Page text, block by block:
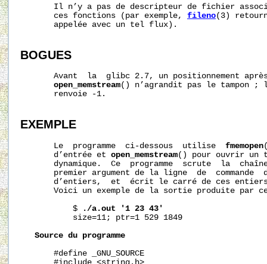
Il n’y a pas de descripteur de fichier
       ces fonctions (par exemple,
fileno(3)
       appelée avec un tel flux).
BOGUES
Avant  la  glibc 2.7, un positionnement
open_memstream() n’agrandit pas le tampon ;
       renvoie -1.
EXEMPLE
       Le  programme  ci-dessous  utilise
fmemopen
       d’entrée et
open_memstream() pour ouvrir un
dynamique.  Ce  programme  scrute  la
premier argument de la ligne  de  commande
d’entiers,  et  écrit le carré de ces
Voici un exemple de la sortie produite par
           $
./a.out '1 23 43'
           size=11; ptr=1 529 1849
Source du programme
       #define _GNU_SOURCE